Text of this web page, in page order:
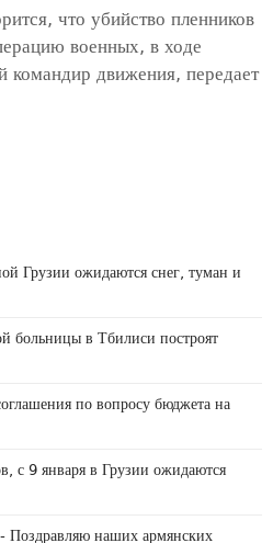
что убийство пленников
военных, в ходе
командир движения, передает
Грузии ожидаются снег, туман и
больницы в Тбилиси построят
по вопросу бюджета на
с 9 января в Грузии ожидаются
Поздравляю наших армянских